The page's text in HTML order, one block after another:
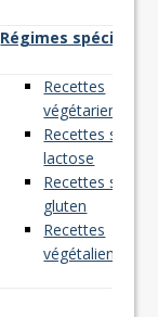
Régimes spéciaux
Recettes
végétariennes
Recettes sans
lactose
Recettes sans
gluten
Recettes
végétaliennes